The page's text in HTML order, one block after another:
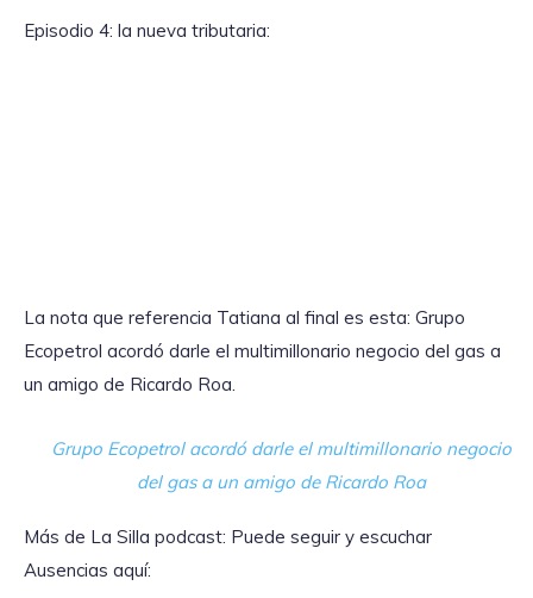
Episodio 4: la nueva tributaria:
La nota que referencia Tatiana al final es esta: Grupo
Ecopetrol acordó darle el multimillonario negocio del gas a
un amigo de Ricardo Roa.
Grupo Ecopetrol acordó darle el multimillonario negocio
del gas a un amigo de Ricardo Roa
Más de La Silla podcast: Puede seguir y escuchar
Ausencias aquí: